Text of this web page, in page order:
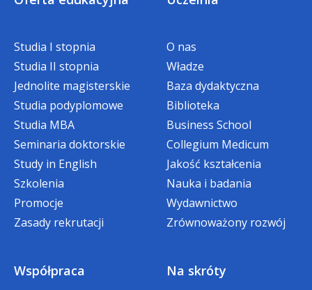
Graniczna, Służba
Administracja Skarbowa) –
należy przedstawić
stosowny dokument.
400 zł
Zniżka w wysokości 5% opłaty czesnego
przysługuje studentom, którzy
dokonają wpłaty za cały semestr*
w terminie:
do 30 września w semestrze zimowym,
tel.32 295 93 12
Studia I stopnia
Studia II stopnia
Jednolite magisterskie
Studia podyplomowe
Studia MBA
Seminaria doktorskie
Study in English
Szkolenia
Promocje
Zasady rekrutacji
O nas
Władze
Baza dydaktyczna
Biblioteka
Business School
Collegium Medicum
Jakość kształcenia
Nauka i badania
Wydawnictwo
Zrównoważony rozwój
Współpraca Na skróty